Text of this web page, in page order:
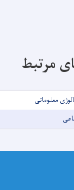
مرتبط
معلوماتی